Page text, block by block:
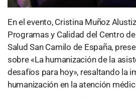
En el evento, Cristina Muñoz
Programas y Calidad del Centro
Salud San Camilo de España,
sobre «La humanización de la
desafíos para hoy», resaltando la
humanización en la atención